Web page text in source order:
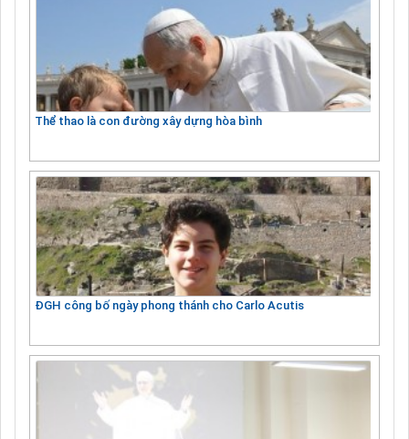
Thể thao là con đường xây dựng hòa bình
ĐGH công bố ngày phong thánh cho Carlo Acutis